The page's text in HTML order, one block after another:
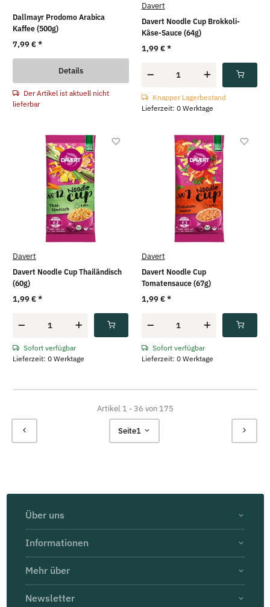
Dallmayr Prodomo Arabica
Kaffee (500g)
7,99 €*
Details
Der Artikel ist aktuell nicht
lieferbar
Davert
Davert Noodle Cup Brokkoli-
Käse-Sauce (64g)
1,99 €*
Knapper Lagerbestand
Lieferzeit: 0 Werktage
Davert
Davert Noodle Cup Thailändisch
(60g)
1,99 €*
Sofort verfügbar
Lieferzeit: 0 Werktage
Davert
Davert Noodle Cup
Tomatensauce (67g)
1,99 €*
Sofort verfügbar
Lieferzeit: 0 Werktage
Artikel 1 - 36 von 175
Seite1
Über uns
Informationen
Mehr über
Newsletter